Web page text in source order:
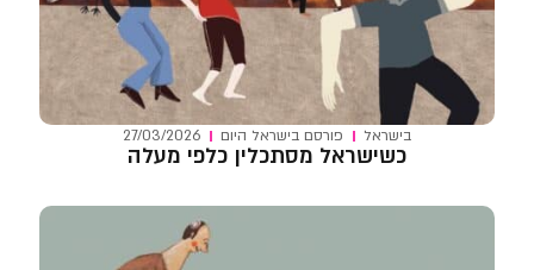
בישראל פורסם בישראל היום 27/03/2026
כשישראל מסתכלין כלפי מעלה